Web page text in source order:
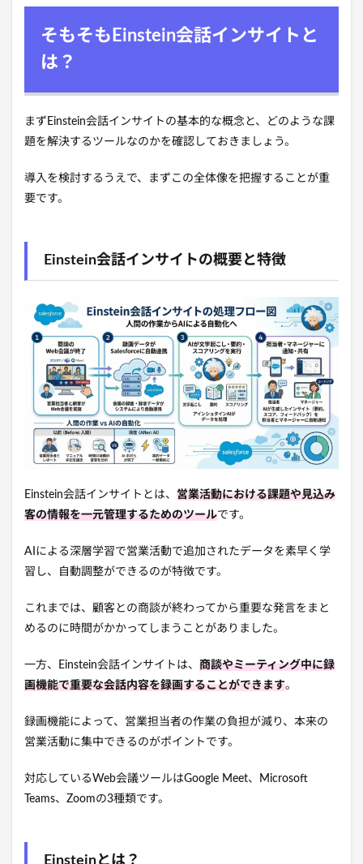
そもそもEinstein会話インサイトと
は？
まずEinstein会話インサイトの基本的な概念と、どのような課
題を解決するツールなのかを確認しておきましょう。
導入を検討するうえで、まずこの全体像を把握することが重
要です。
Einstein会話インサイトの概要と特徴
Einstein会話インサイトとは、 営業活動における課題や見込み
客の情報を一元管理するためのツールです。
AIによる深層学習で営業活動で追加されたデータを素早く学
習し、自動調整ができるのが特徴です。
これまでは、顧客との商談が終わってから重要な発言をまと
めるのに時間がかかってしまうことがありました。
一方、Einstein会話インサイトは、 商談やミーティング中に録
画機能で重要な会話内容を録画することができます。
録画機能によって、営業担当者の作業の負担が減り、本来の
営業活動に集中できるのがポイントです。
対応しているWeb会議ツールはGoogle Meet、Microsoft
Teams、Zoomの3種類です。
Einsteinとは？